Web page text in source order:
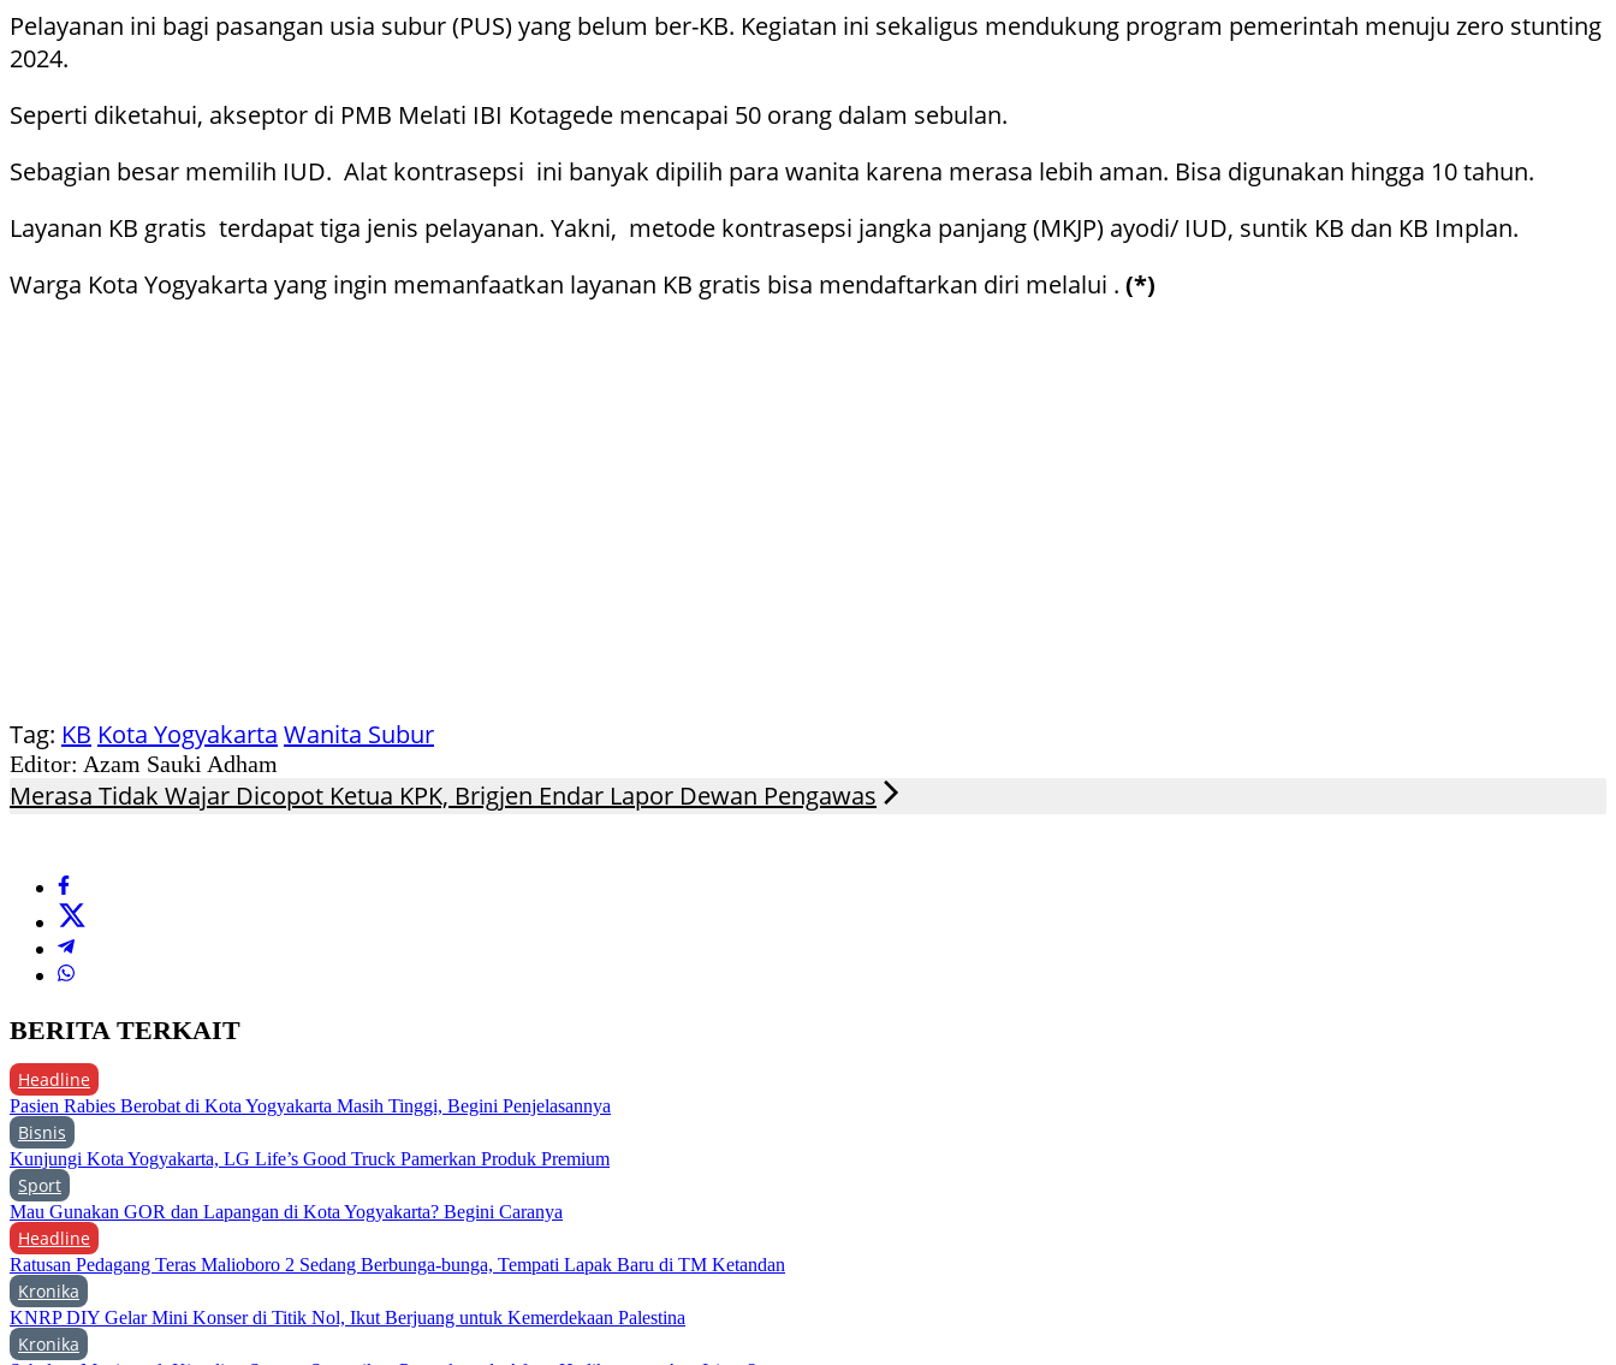
Pelayanan ini bagi pasangan usia subur (PUS) yang belum ber-KB. Kegiatan ini sekaligus mendukung program pemerintah menuju zero stunting
2024.
Seperti diketahui, akseptor di PMB Melati IBI Kotagede mencapai 50 orang dalam sebulan.
Sebagian besar memilih IUD. Alat kontrasepsi ini banyak dipilih para wanita karena merasa lebih aman. Bisa digunakan hingga 10 tahun.
Layanan KB gratis terdapat tiga jenis pelayanan. Yakni, metode kontrasepsi jangka panjang (MKJP) ayodi/ IUD, suntik KB dan KB Implan.
Warga Kota Yogyakarta yang ingin memanfaatkan layanan KB gratis bisa mendaftarkan diri melalui . (*)
Tag: KB Kota Yogyakarta Wanita Subur
Editor: Azam Sauki Adham
Merasa Tidak Wajar Dicopot Ketua KPK, Brigjen Endar Lapor Dewan Pengawas
BERITA TERKAIT
Headline
Pasien Rabies Berobat di Kota Yogyakarta Masih Tinggi, Begini Penjelasannya
Bisnis
Kunjungi Kota Yogyakarta, LG Life’s Good Truck Pamerkan Produk Premium
Sport
Mau Gunakan GOR dan Lapangan di Kota Yogyakarta? Begini Caranya
Headline
Ratusan Pedagang Teras Malioboro 2 Sedang Berbunga-bunga, Tempati Lapak Baru di TM Ketandan
Kronika
KNRP DIY Gelar Mini Konser di Titik Nol, Ikut Berjuang untuk Kemerdekaan Palestina
Kronika